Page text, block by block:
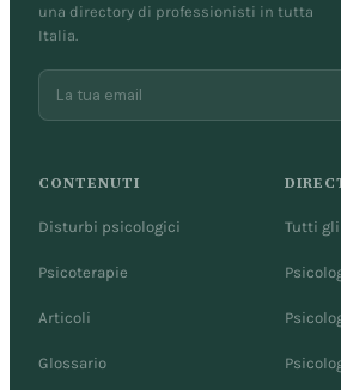
una directory di professionisti in tutta
Italia.
CONTENUTI
Disturbi psicologici
Psicoterapie
Articoli
Glossario
Tutti